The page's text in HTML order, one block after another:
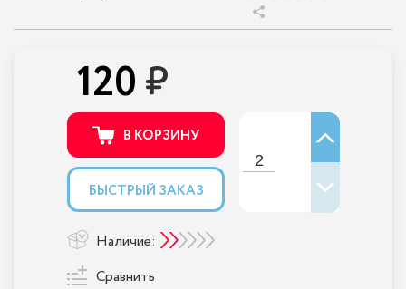
120
В КОРЗИНУ
БЫСТРЫЙ ЗАКАЗ
Наличие:
Сравнить